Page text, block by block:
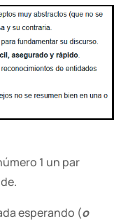
1 un par
esperando (o